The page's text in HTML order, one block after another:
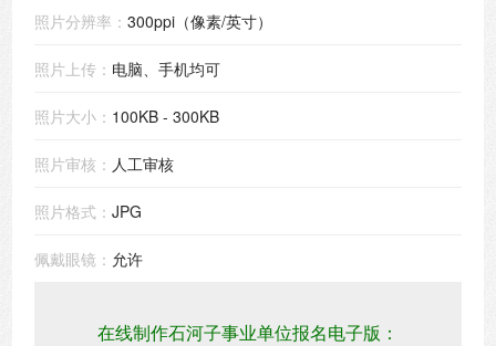
照片分辨率：300ppi（像素/英寸）
照片上传： 电脑、手机均可
照片大小： 100KB - 300KB
照片审核： 人工审核
照片格式：JPG
佩戴眼镜： 允许
在线制作石河子事业单位报名电子版：